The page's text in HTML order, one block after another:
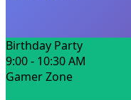
Birthday Party
9:00 - 10:30 AM
Gamer Zone